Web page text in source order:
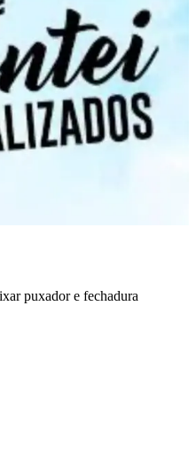
puxador e fechadura